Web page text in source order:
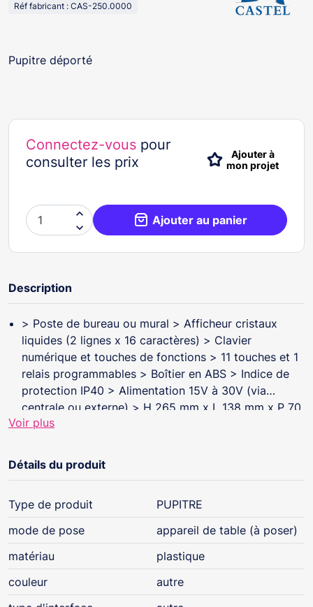
Réf fabricant : CAS-250.0000
Pupitre déporté
Connectez-vous pour
consulter les prix
Ajouter à
mon projet

 Ajouter au panier
Description
> Poste de bureau ou mural > Afficheur cristaux
liquides (2 lignes x 16 caractères) > Clavier
numérique et touches de fonctions > 11 touches et 1
relais programmables > Boîtier en ABS > Indice de
protection IP40 > Alimentation 15V à 30V (via
centrale ou externe) > H 265 mm x L 138 mm x P 70
mm
Voir plus
Détails du produit
Type de produit
PUPITRE
mode de pose
appareil de table (à poser)
matériau
plastique
couleur
autre